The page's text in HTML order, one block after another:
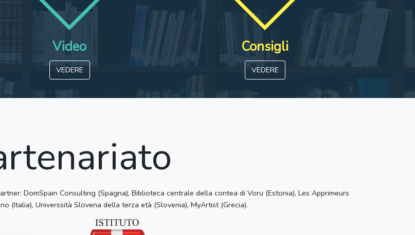
Video
VEDERE
Consigli
VEDERE
DomSpain Consulting (Spagna), Biblioteca centrale della contea di Voru (Estonia), Les Apprimeurs
(Italia), Universsità Slovena della terza età (Slovenia), MyArtist (Grecia).